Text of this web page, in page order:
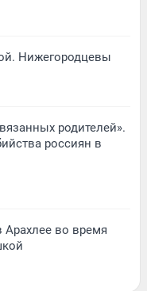
Нижегородцевы
родителей».
россиян в
Арахлее во время